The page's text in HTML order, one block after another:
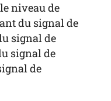
niveau de
du signal de
signal de
signal de
de